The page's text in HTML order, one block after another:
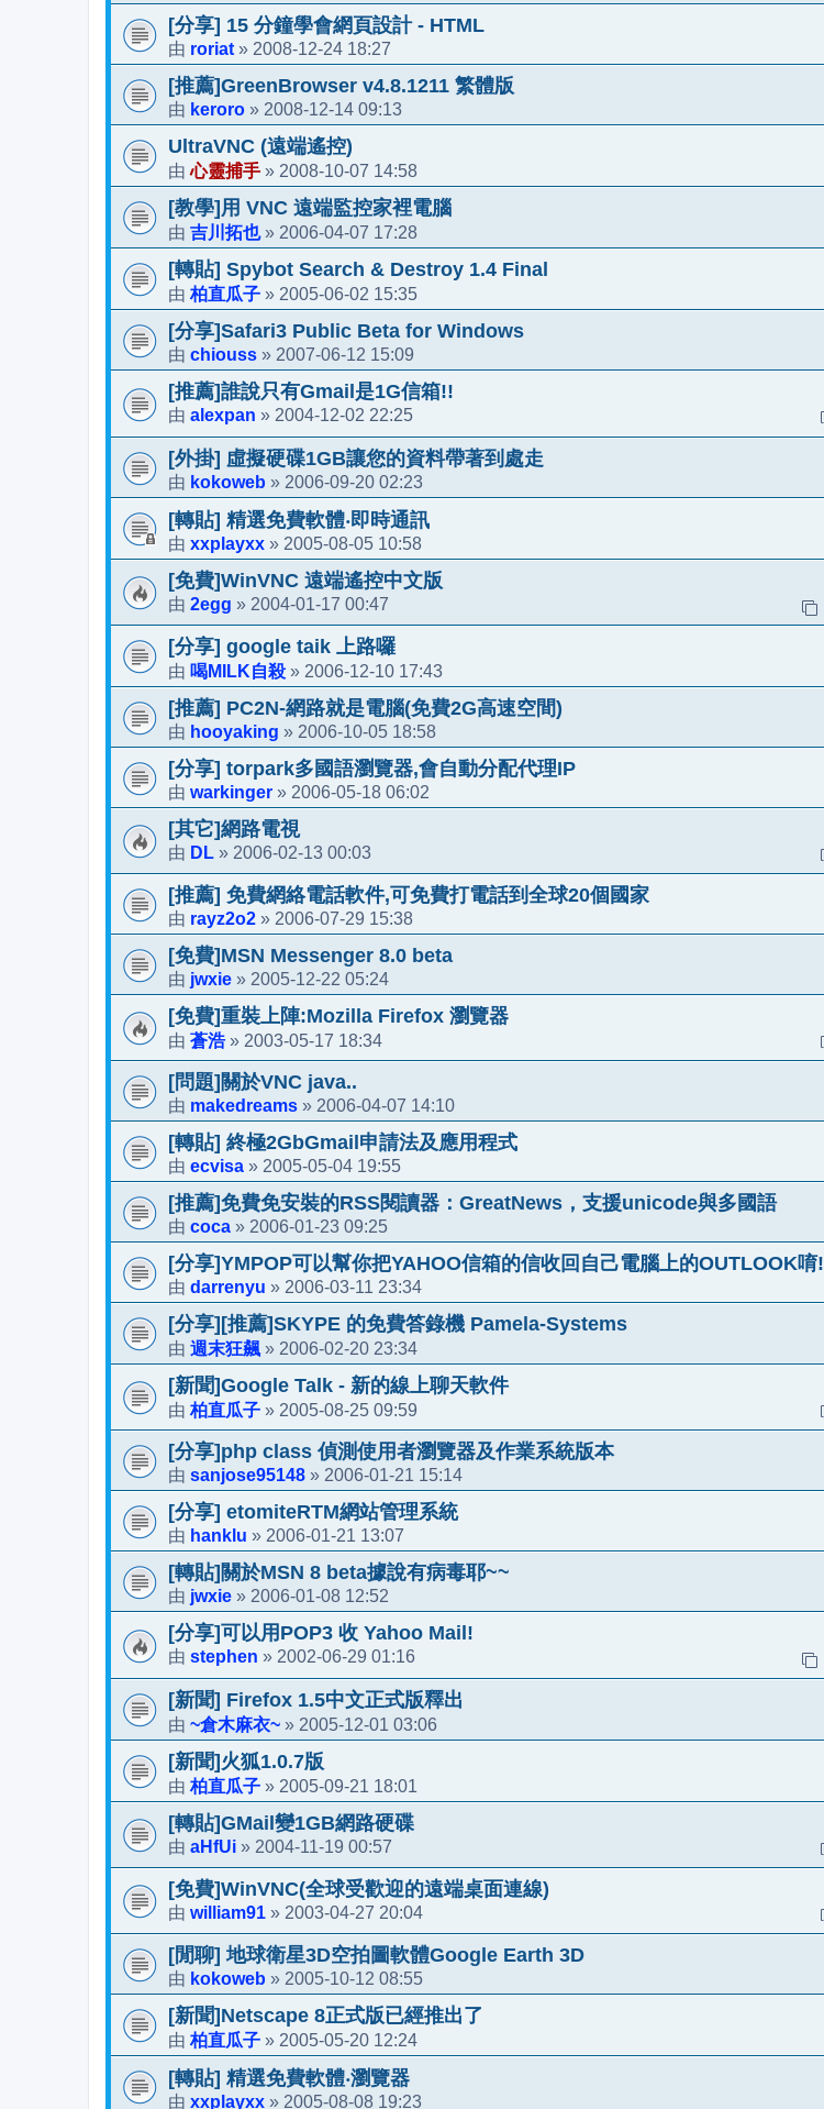
[分享] 15 分鐘學會網頁設計 - HTML
由 roriat» 2008-12-24 18:27
[推薦]GreenBrowser v4.8.1211 繁體版
由 keroro » 2008-12-14 09:13
UltraVNC (遠端遙控)
由心靈捕手 » 2008-10-07 14:58
[教學]用 VNC 遠端監控家裡電腦
由 吉川拓也» 2006-04-07 17:28
[轉貼] Spybot Search & Destroy 1.4 Final
由柏直瓜子 » 2005-06-02 15:35
[分享]Safari3 Public Beta for Windows
由 chiouss » 2007-06-12 15:09
[推薦]誰說只有Gmail是1G信箱!!
由 alexpan » 2004-12-02 22:25
[外掛] 虛擬硬碟1GB讓您的資料帶著到處走
由 kokoweb » 2006-09-20 02:23
[轉貼] 精選免費軟體‧即時通訊
由 xxplayxx » 2005-08-05 10:58
[免費]WinVNC 遠端遙控中文版
由 2egg » 2004-01-17 00:47
[分享] google taik 上路囉
由 喝MILK自殺 » 2006-12-10 17:43
[推薦] PC2N-網路就是電腦(免費2G高速空間)
由 hooyaking » 2006-10-05 18:58
[分享] torpark多國語瀏覽器,會自動分配代理IP
由 warkinger » 2006-05-18 06:02
[其它]網路電視
由 DL » 2006-02-13 00:03
[推薦] 免費網絡電話軟件,可免費打電話到全球20個國家
由 rayz2o2 » 2006-07-29 15:38
[免費]MSN Messenger 8.0 beta
由 jwxie » 2005-12-22 05:24
[免費]重裝上陣:Mozilla Firefox 瀏覽器
由 蒼浩» 2003-05-17 18:34
[問題]關於VNC java..
由 makedreams » 2006-04-07 14:10
[轉貼] 終極2GbGmail申請法及應用程式
由 ecvisa » 2005-05-04 19:55
[推薦]免費免安裝的RSS閱讀器：GreatNews，支援unicode與多國語
由 coca » 2006-01-23 09:25
[分享]YMPOP可以幫你把YAHOO信箱的信收回自己電腦上的OUTLOOK唷!
由 darrenyu » 2006-03-11 23:34
[分享][推薦]SKYPE 的免費答錄機 Pamela-Systems
由 週末狂飆 » 2006-02-20 23:34
[新聞]Google Talk - 新的線上聊天軟件
由柏直瓜子 » 2005-08-25 09:59
[分享]php class 偵測使用者瀏覽器及作業系統版本
由 sanjose95148 » 2006-01-21 15:14
[分享] etomiteRTM網站管理系統
由 hanklu » 2006-01-21 13:07
[轉貼]關於MSN 8 beta據說有病毒耶~~
由 jwxie » 2006-01-08 12:52
[分享]可以用POP3 收 Yahoo Mail!
由 stephen » 2002-06-29 01:16
[新聞] Firefox 1.5中文正式版釋出
由 ~倉木麻衣~ » 2005-12-01 03:06
[新聞]火狐1.0.7版
由柏直瓜子 » 2005-09-21 18:01
[轉貼]GMail變1GB網路硬碟
由 aHfUi » 2004-11-19 00:57
[免費]WinVNC(全球受歡迎的遠端桌面連線)
由 william91 » 2003-04-27 20:04
[閒聊] 地球衛星3D空拍圖軟體Google Earth 3D
由 kokoweb » 2005-10-12 08:55
[新聞]Netscape 8正式版已經推出了
由柏直瓜子 » 2005-05-20 12:24
[轉貼] 精選免費軟體‧瀏覽器
由 xxplayxx » 2005-08-08 19:23